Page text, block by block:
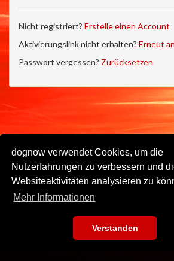
dognow verwendet Cookies, um die
Nutzerfahrungen zu verbessern und
Websiteaktivitäten analysieren zu
Mehr Informationen
Verstanden
Nicht registriert? Erstelle einen Account
Aktivierungslink nicht erhalten? Erneut
Passwort vergessen? Zurücksetzen